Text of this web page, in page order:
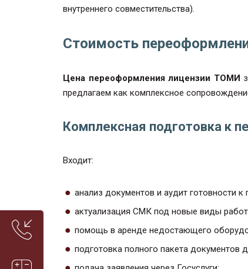
внутреннего совместительства).
Стоимость
Цена переоформления лицензии ТОМИ
предлагаем как комплексное
Комплексная подготовка к
Входит:
анализ документов и аудит готовности
актуализация СМК под новые виды
помощь в аренде недостающего
подготовка полного пакета документов